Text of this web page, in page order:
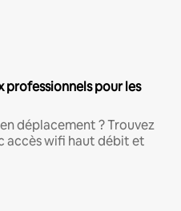
professionnels pour les
déplacement ? Trouvez
accès wifi haut débit et